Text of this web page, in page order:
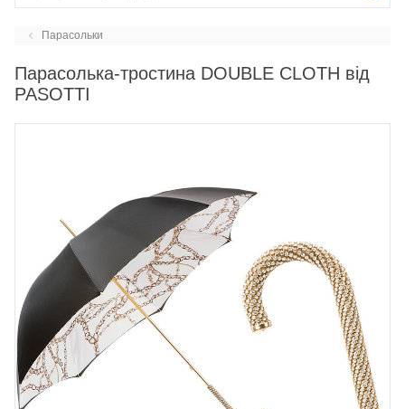
Парасольки
Парасолька-тростина DOUBLE CLOTH від
PASOTTI